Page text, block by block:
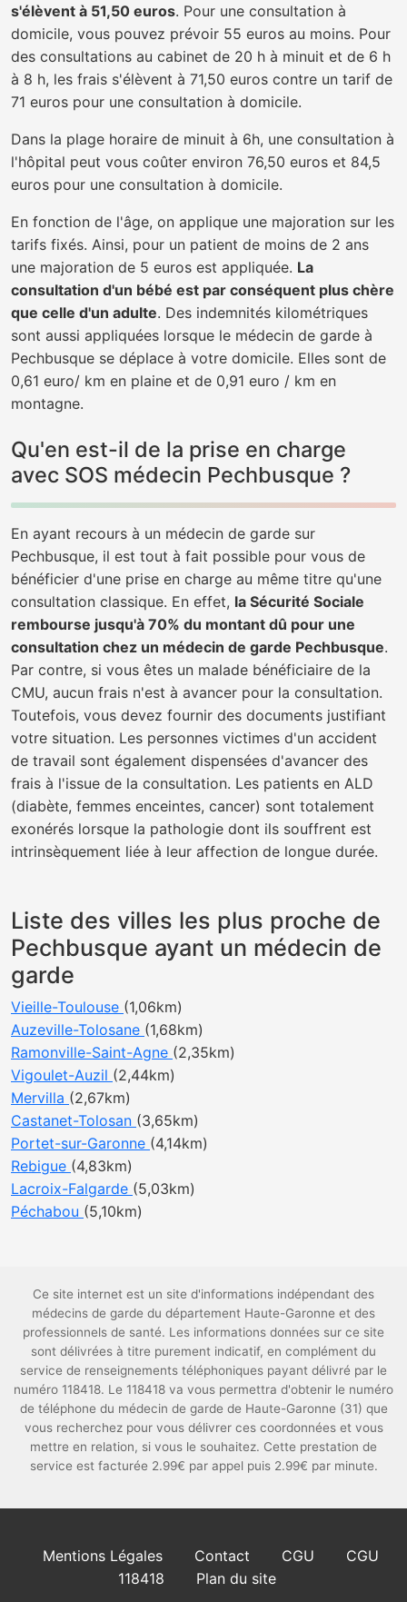
s'élèvent à 51,50 euros. Pour une consultation à
domicile, vous pouvez prévoir 55 euros au moins. Pour
des consultations au cabinet de 20 h à minuit et de 6 h
à 8 h, les frais s'élèvent à 71,50 euros contre un tarif de
71 euros pour une consultation à domicile.
Dans la plage horaire de minuit à 6h, une consultation à
l'hôpital peut vous coûter environ 76,50 euros et 84,5
euros pour une consultation à domicile.
En fonction de l'âge, on applique une majoration sur les
tarifs fixés. Ainsi, pour un patient de moins de 2 ans
une majoration de 5 euros est appliquée. La
consultation d'un bébé est par conséquent plus chère
que celle d'un adulte. Des indemnités kilométriques
sont aussi appliquées lorsque le médecin de garde à
Pechbusque se déplace à votre domicile. Elles sont de
0,61 euro/ km en plaine et de 0,91 euro / km en
montagne.
Qu'en est-il de la prise en charge
avec SOS médecin Pechbusque ?
En ayant recours à un médecin de garde sur
Pechbusque, il est tout à fait possible pour vous de
bénéficier d'une prise en charge au même titre qu'une
consultation classique. En effet, la Sécurité Sociale
rembourse jusqu'à 70% du montant dû pour une
consultation chez un médecin de garde Pechbusque.
Par contre, si vous êtes un malade bénéficiaire de la
CMU, aucun frais n'est à avancer pour la consultation.
Toutefois, vous devez fournir des documents justifiant
votre situation. Les personnes victimes d'un accident
de travail sont également dispensées d'avancer des
frais à l'issue de la consultation. Les patients en ALD
(diabète, femmes enceintes, cancer) sont totalement
exonérés lorsque la pathologie dont ils souffrent est
intrinsèquement liée à leur affection de longue durée.
Liste des villes les plus proche de
Pechbusque ayant un médecin de
garde
Vieille-Toulouse (1,06km)
Auzeville-Tolosane (1,68km)
Ramonville-Saint-Agne (2,35km)
Vigoulet-Auzil (2,44km)
Mervilla (2,67km)
Castanet-Tolosan (3,65km)
Portet-sur-Garonne (4,14km)
Rebigue (4,83km)
Lacroix-Falgarde (5,03km)
Péchabou (5,10km)
Ce site internet est un site d'informations indépendant des
médecins de garde du département Haute-Garonne et des
professionnels de santé. Les informations données sur ce site
sont délivrées à titre purement indicatif, en complément du
service de renseignements téléphoniques payant délivré par le
numéro 118418. Le 118418 va vous permettra d'obtenir le numéro
de téléphone du médecin de garde de Haute-Garonne (31) que
vous recherchez pour vous délivrer ces coordonnées et vous
mettre en relation, si vous le souhaitez. Cette prestation de
service est facturée 2.99€ par appel puis 2.99€ par minute.
Mentions Légales Contact CGU
CGU
118418
Plan du site